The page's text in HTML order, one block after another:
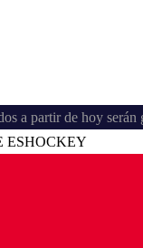
a partir de hoy
ESHOCKEY